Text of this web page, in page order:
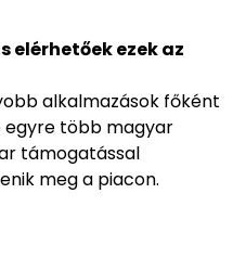
elérhetőek ezek az
alkalmazások főként
egyre több magyar
támogatással
meg a piacon.